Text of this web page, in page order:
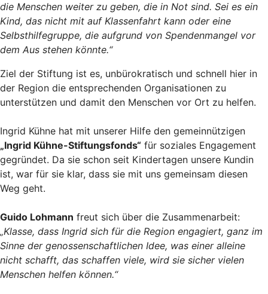
die Menschen weiter zu geben, die in Not sind. Sei es ein
Kind, das nicht mit auf Klassenfahrt kann oder eine
Selbsthilfegruppe, die aufgrund von Spendenmangel vor
dem Aus stehen könnte.“
Ziel der Stiftung ist es, unbürokratisch und schnell hier in
der Region die entsprechenden Organisationen zu
unterstützen und damit den Menschen vor Ort zu helfen.
Ingrid Kühne hat mit unserer Hilfe den gemeinnützigen
„Ingrid Kühne-Stiftungsfonds“ für soziales Engagement
gegründet. Da sie schon seit Kindertagen unsere Kundin
ist, war für sie klar, dass sie mit uns gemeinsam diesen
Weg geht.
Guido Lohmann freut sich über die Zusammenarbeit:
„Klasse, dass Ingrid sich für die Region engagiert, ganz im
Sinne der genossenschaftlichen Idee, was einer alleine
nicht schafft, das schaffen viele, wird sie sicher vielen
Menschen helfen können.“